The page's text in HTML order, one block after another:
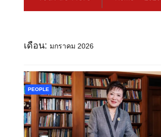
เดือน: มกราคม 2026
PEOPLE